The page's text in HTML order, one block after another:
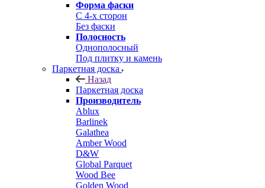
Форма фаски
С 4-х сторон
Без фаски
Полосность
Однополосный
Под плитку и камень
Паркетная доска
Назад
Паркетная доска
Производитель
Ablux
Barlinek
Galathea
Amber Wood
D&W
Global Parquet
Wood Bee
Golden Wood